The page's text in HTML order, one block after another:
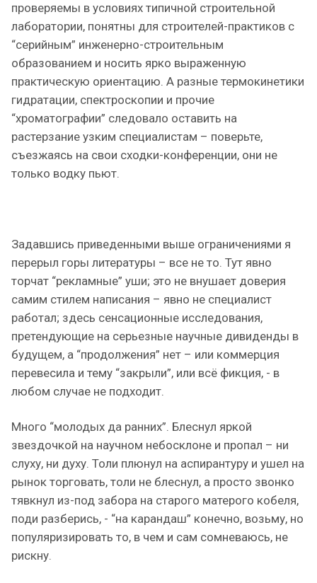
проверяемы в условиях типичной строительной
лаборатории, понятны для строителей-практиков с
“серийным” инженерно-строительным
образованием и носить ярко выраженную
практическую ориентацию. А разные термокинетики
гидратации, спектроскопии и прочие
“хроматографии” следовало оставить на
растерзание узким специалистам – поверьте,
съезжаясь на свои сходки-конференции, они не
только водку пьют.
Задавшись приведенными выше ограничениями я
перерыл горы литературы – все не то. Тут явно
торчат “рекламные” уши; это не внушает доверия
самим стилем написания – явно не специалист
работал; здесь сенсационные исследования,
претендующие на серьезные научные дивиденды в
будущем, а “продолжения” нет – или коммерция
перевесила и тему “закрыли”, или всё фикция, - в
любом случае не подходит.
Много “молодых да ранних”. Блеснул яркой
звездочкой на научном небосклоне и пропал – ни
слуху, ни духу. Толи плюнул на аспирантуру и ушел на
рынок торговать, толи не блеснул, а просто звонко
тявкнул из-под забора на старого матерого кобеля,
поди разберись, - “на карандаш” конечно, возьму, но
популяризировать то, в чем и сам сомневаюсь, не
рискну.